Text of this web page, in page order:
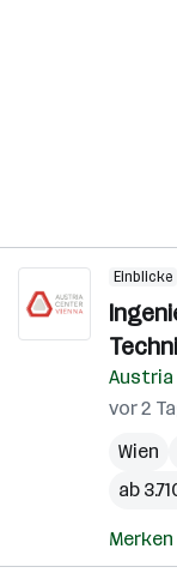
Einblicke
Austria
vor 2
Wien
ab
Merken